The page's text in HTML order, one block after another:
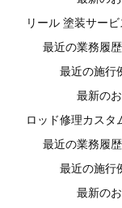
リール 塗装サー
最近の業務履
最近の施行
最新の
ロッド修理カスタ
最近の業務履
最近の施行
最新の